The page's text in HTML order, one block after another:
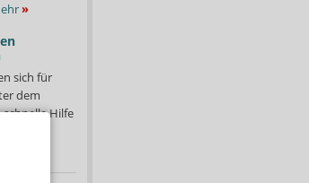
»
sich für
dem
Hilfe